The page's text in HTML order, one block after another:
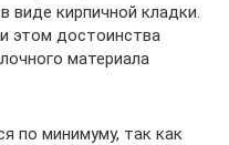
виде кирпичной кладки.
этом достоинства
материала
по минимуму, так как